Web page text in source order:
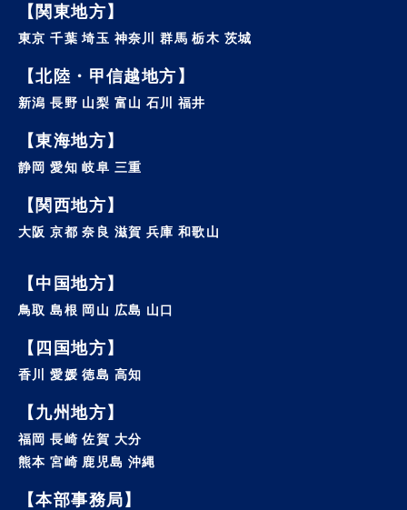
があったときはご本人様確認後登録情報の追加・変
更・訂正または削除を行います。 ただし、登録を削除
す。
いて
当社は、個人情報保護に関する法律・法令、その他の
規範を遵守するとともに、本ポリシーの内容を適宜見
当社における個人情報保護に関してご質問などがある
場合は、こちら（info@privateeye.co.jp）からお問
い合わせください。
【関東地方】
東京 千葉 埼玉 神奈川 群馬 栃木 茨城
【北陸・甲信越地方】
新潟 長野 山梨 富山 石川 福井
【東海地方】
静岡 愛知 岐阜 三重
【関西地方】
大阪 京都 奈良 滋賀 兵庫 和歌山
【中国地方】
鳥取 島根 岡山 広島 山口
【四国地方】
香川 愛媛 徳島 高知
【九州地方】
福岡 長崎 佐賀 大分
熊本 宮崎 鹿児島 沖縄
【本部事務局】